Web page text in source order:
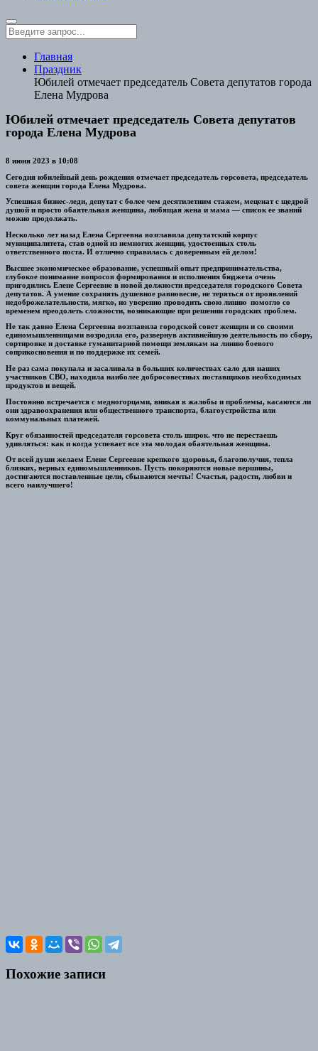
Главная
Праздник
Юбилей отмечает председатель Совета депутатов города
Елена Мудрова
Юбилей отмечает председатель Совета депутатов
города Елена Мудрова
8 июня 2023 в 10:08
Сегодня юбилейный день рождения отмечает председатель горсовета, председатель
совета женщин города Елена Мудрова.
Успешная бизнес-леди, депутат с более чем десятилетним стажем, меценат с щедрой
душой и просто обаятельная женщина, любящая жена и мама — список ее званий
можно продолжать.
Несколько лет назад Елена Сергеевна возглавила депутатский корпус
муниципалитета, став одной из немногих женщин, удостоенных столь
ответственного поста. И отлично справилась с доверенным ей делом!
Высшее экономическое образование, успешный опыт предпринимательства,
глубокое понимание вопросов формирования и исполнения бюджета очень
пригодились Елене Сергеевне в новой должности председателя городского Совета
депутатов. А умение сохранять душевное равновесие, не теряться от проявлений
недоброжелательности, мягко, но уверенно проводить свою линию помогло со
временем преодолеть сложности, возникающие при решении городских проблем.
Не так давно Елена Сергеевна возглавила городской совет женщин и со своими
единомышленницами возродила его, развернув активнейшую деятельность по сбору,
сортировке и доставке гуманитарной помощи землякам на линию боевого
соприкосновения и по поддержке их семей.
Не раз сама покупала и засаливала в больших количествах сало для наших
участников СВО, находила наиболее добросовестных поставщиков необходимых
продуктов и вещей.
Постоянно встречается с медногорцами, вникая в жалобы и проблемы, касаются ли
они здравоохранения или общественного транспорта, благоустройства или
коммунальных платежей.
Круг обязанностей председателя горсовета столь широк. что не перестаешь
удивляться: как и когда успевает все эта молодая обаятельная женщина.
От всей души желаем Елене Сергеевне крепкого здоровья, благополучия, тепла
близких, верных единомышленников. Пусть покоряются новые вершины,
достигаются поставленные цели, сбываются мечты! Счастья, радости, любви и
всего наилучшего!
Похожие записи